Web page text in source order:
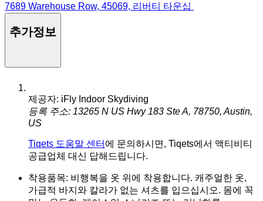
7689 Warehouse Row, 45069, 리버티 타운십
추가정보
제공자: iFly Indoor Skydiving
등록 주소: 13265 N US Hwy 183 Ste A, 78750, Austin,
US
Tiqets 도움말 센터 에 문의하시면, Tiqets에서 액티비티
공급업체 대신 답해드립니다.
착용품목: 비행복을 옷 위에 착용합니다. 캐주얼한 옷,
가급적 바지와 칼라가 없는 셔츠를 입으십시오. 몸에 꼭